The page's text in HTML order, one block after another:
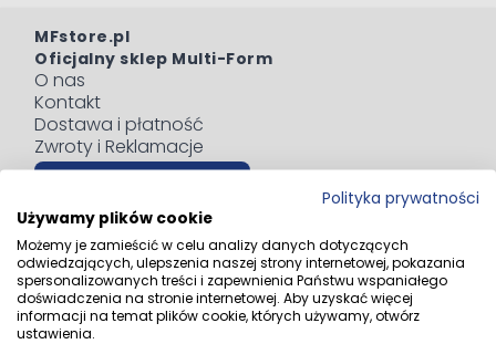
MFstore.pl
Oficjalny sklep Multi-Form
O nas
Kontakt
Dostawa i płatność
Zwroty i Reklamacje
Blog
Regulaminy
Polityka prywatności
Informacja o zużytym sprzęcie elektrycznym i
elektronicznym
Polityka prywatności
Używamy plików cookie
Możemy je zamieścić w celu analizy danych dotyczących
odwiedzających, ulepszenia naszej strony internetowej, pokazania
spersonalizowanych treści i zapewnienia Państwu wspaniałego
doświadczenia na stronie internetowej. Aby uzyskać więcej
informacji na temat plików cookie, których używamy, otwórz
ustawienia.